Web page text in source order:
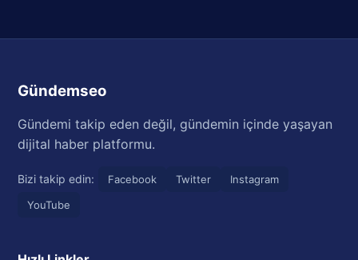
Gündemseo
Gündemi takip eden değil, gündemin içinde yaşayan
dijital haber platformu.
Bizi takip edin: Facebook Twitter
Instagram
YouTube